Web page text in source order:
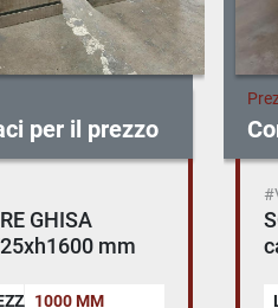
per il prezzo
GHISA
mm
1000 MM